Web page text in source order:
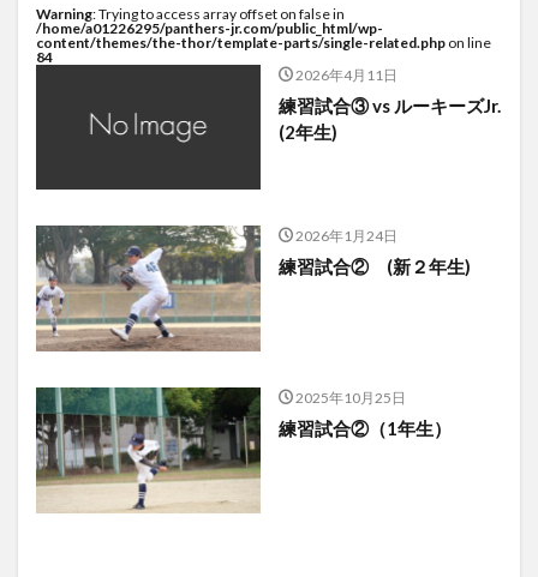
Warning: Trying to access array offset on false in
/home/a01226295/panthers-jr.com/public_html/wp-
content/themes/the-thor/template-parts/single-related.php on line
84
2026年4月11日
練習試合③ vs ルーキーズJr.
(2年生)
2026年1月24日
練習試合② (新２年生)
2025年10月25日
練習試合②（1年生）